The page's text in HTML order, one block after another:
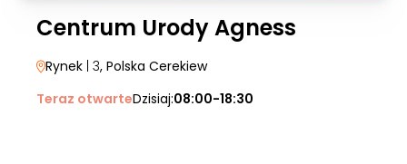
Centrum Urody Agness
Rynek | 3, Polska Cerekiew
Teraz otwarteDzisiaj:08:00-18:30